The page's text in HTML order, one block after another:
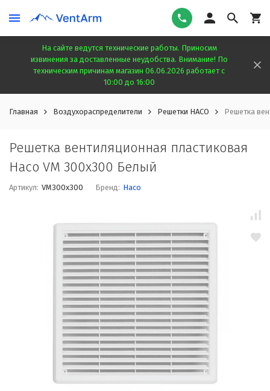
На сайте ведутся технические работы. Приносим
извинения за доставленные неудобства. Внимание! По
техническим причинам магазин 06.06.2026 работает с
10:00 до 16:00
Главная Воздухораспределители Решетки HACO Решетка
Решетка вентиляционная пластиковая
Haco VM 300x300 Белый
Артикул: VM300x300 Бренд: Haco